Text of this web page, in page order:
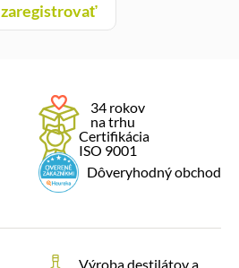
zaregistrovať
34 rokov
na trhu
Certifikácia
ISO 9001
Dôveryhodný obchod
Výroba destilátov a